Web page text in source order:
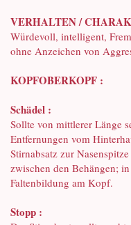
VERHALTEN /
Würdevoll, intelligent,
ohne Anzeichen von
KOPFOBERKOPF :
Schädel :
Sollte von mittlerer Länge
Entfernungen vom
Stirnabsatz zur
zwischen den Behängen;
Faltenbildung am Kopf.
Stopp :